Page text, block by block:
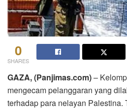
0
SHARES
GAZA, (Panjimas.com)–
mengecam pelanggaran yang
terhadap para nelayan Palestina.